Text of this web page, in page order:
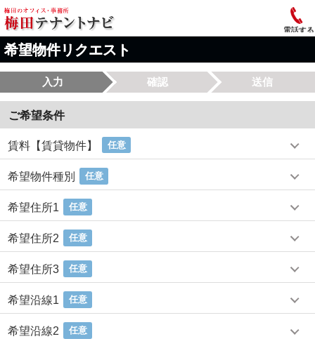
電話する
希望物件リクエスト
入力 確認 送信
ご希望条件
賃料【賃貸物件】 任意
希望物件種別 任意
希望住所1 任意
希望住所2 任意
希望住所3 任意
希望沿線1 任意
希望沿線2 任意